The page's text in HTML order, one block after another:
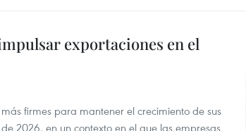
exportaciones en el
firmes para mantener el crecimiento de sus
2026, en un contexto en el que las empresas